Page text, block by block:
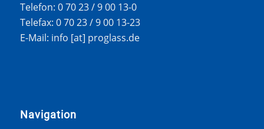
Telefon: 0 70 23 / 9 00 13-0
Telefax: 0 70 23 / 9 00 13-23
E-Mail: info [at] proglass.de
Navigation